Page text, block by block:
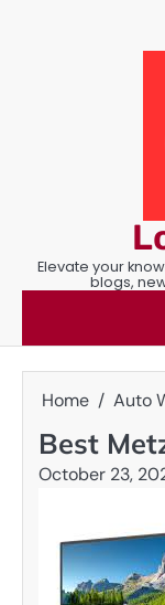
Elevate your
blogs,
Home Auto
Best
October 23,